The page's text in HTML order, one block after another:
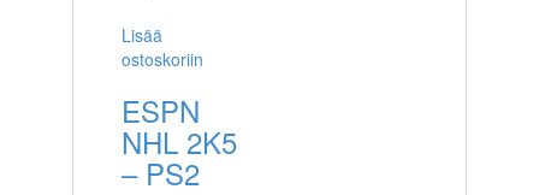
Lisää
ostoskoriin
ESPN
NHL 2K5
– PS2